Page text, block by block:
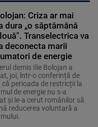
Criza ar mai
dura „o săptămână
Transelectrica va
deconecta marii
de energie
demis Ilie Bolojan a
joi, într-o conferință de
că perioada de restricții la
de energie nu s-a
și le-a cerut românilor să
reducerea voluntară a